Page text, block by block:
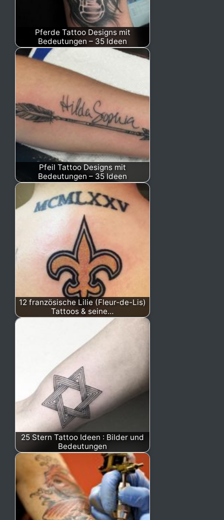
Pferde Tattoo Designs mit
Bedeutungen – 35 Ideen
Pfeil Tattoo Designs mit
Bedeutungen – 35 Ideen
12 französische Lilie (Fleur-de-Lis)
Tattoos & seine…
25 Stern Tattoo Ideen : Bilder und
Bedeutungen